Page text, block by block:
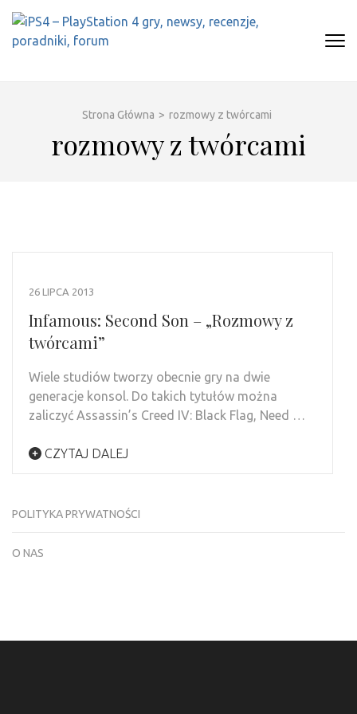
Skip
content
FORUMStrona Główna > rozmowy z twórcami
rozmowy z twórcami
26 LIPCA 2013
Infamous: Second Son – „Rozmowy z
twórcami”
Wiele studiów tworzy obecnie gry na dwie
generacje konsol. Do takich tytułów można
zaliczyć Assassin’s Creed IV: Black Flag, Need …
CZYTAJ DALEJ
POLITYKA PRYWATNOŚCI
O NAS